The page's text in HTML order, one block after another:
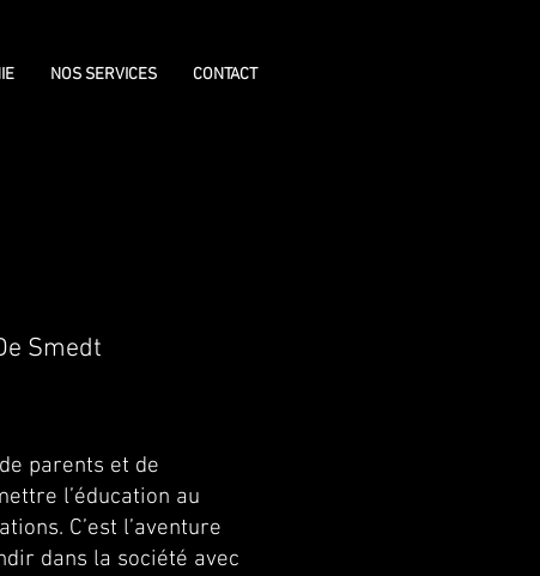
NOS SERVICES CONTACT
Smedt
parents et de
l’éducation au
C’est l’aventure
dans la société avec